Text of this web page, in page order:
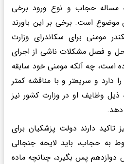
مساله حجاب و نوع ورود برخی
موضوع است. برخی بر این باورند
مومنی برای سکاندرای وزارت
و فصل مشکلات ناشی از اجرای
است، چه آنکه مومنی خود سابقه
دارد و سریعتر و با مناقشه کمتر
وظایف او در وزارت کشور نیز
تاکید دارند دولت پزشکیان برای
به حجاب، باید لایحه جنجالی
پس بگیرد، چنانچه ماده